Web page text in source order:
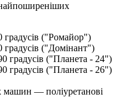
градусів ("Ромайор")
градусів ("Домінант")
градусів ("Планета - 24")
градусів ("Планета - 26")